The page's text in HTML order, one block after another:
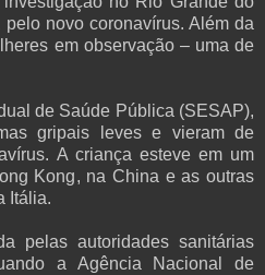
novo coronavírus. Além da
em observação – uma de
de Saúde Pública (SESAP),
gripais leves e vieram de
A criança esteve em um
Kong, na China e as outras
Itália.
pelas autoridades sanitárias
a Agência Nacional de